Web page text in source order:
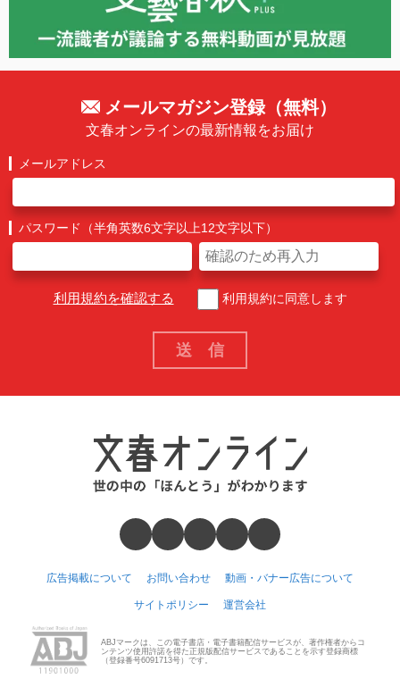
メールマガジン登録（無料）
文春オンラインの最新情報をお届け
メールアドレス
パスワード（半角英数6文字以上12文字以下）
利用規約を確認する 利用規約に同意します
広告掲載について お問い合わせ 動画・バナー広告について
サイトポリシー 運営会社
ABJマークは、この電子書店・電子書籍配信サービスが、著作権者からコ
ンテンツ使用許諾を得た正規版配信サービスであることを示す登録商標
（登録番号6091713号）です。